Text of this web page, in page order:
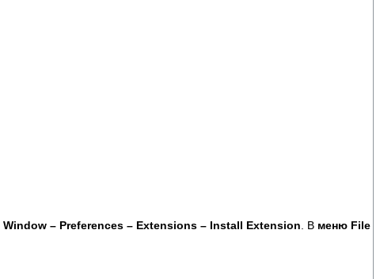
Window – Preferences – Extensions – Install Extension . В меню File